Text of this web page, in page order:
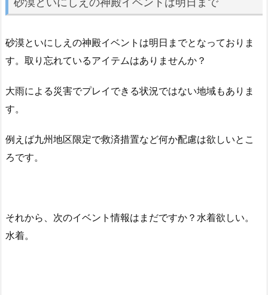
砂漠といにしえの神殿イベントは明日までとなっておりま
す。取り忘れているアイテムはありませんか？
大雨による災害でプレイできる状況ではない地域もありま
す。
例えば九州地区限定で救済措置など何か配慮は欲しいとこ
ろです。
それから、次のイベント情報はまだですか？水着欲しい。
水着。